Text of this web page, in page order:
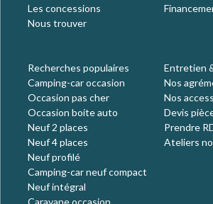
Les concessions
Nous trouver
Recherches populaires
Camping-car occasion
Occasion pas cher
Occasion boite auto
Neuf 2 places
Neuf 4 places
Neuf profilé
Camping-car neuf compact
Neuf intégral
Caravane occasion
Entretien
Nos
Nos
Devis
Prendre
Ateliers